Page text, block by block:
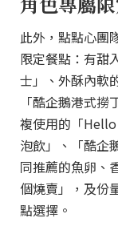
此外，點點心團
限定餐點：有甜
士」、外酥內軟
「酷企鵝港式
複使用的「
泡飲」、「酷企
同推薦的魚卵、
個燒賣」，及份
點選擇。